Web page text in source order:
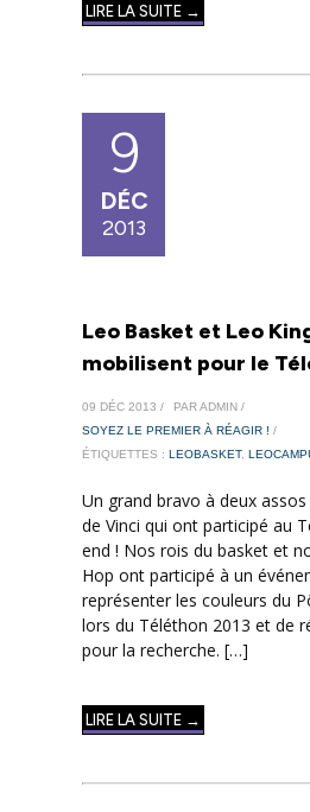
LIRE LA SUITE →
9
DÉC
2013
Leo Basket et Leo
mobilisent pour le
09 DÉC 2013 /
PAR ADMIN /
SOYEZ LE PREMIER À RÉAGIR ! /
ÉTIQUETTES : LEOBASKET,
Un grand bravo à deux
de Vinci qui ont participé au
end ! Nos rois du basket et
Hop ont participé à un
représenter les couleurs du
lors du Téléthon 2013 et de
pour la recherche. […]
LIRE LA SUITE →